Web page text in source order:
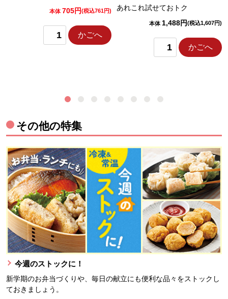
本体 705円(税込761円)
かごへ
あれこれ試せておトク
本体 1,488円(税込1,607円)
かごへ
その他の特集
今週のストックに！
新学期のお弁当づくりや、毎日の献立にも便利な品々をストックし
ておきましょう。